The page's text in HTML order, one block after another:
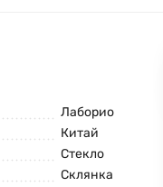
Лаборио
Китай
Стекло
Склянка